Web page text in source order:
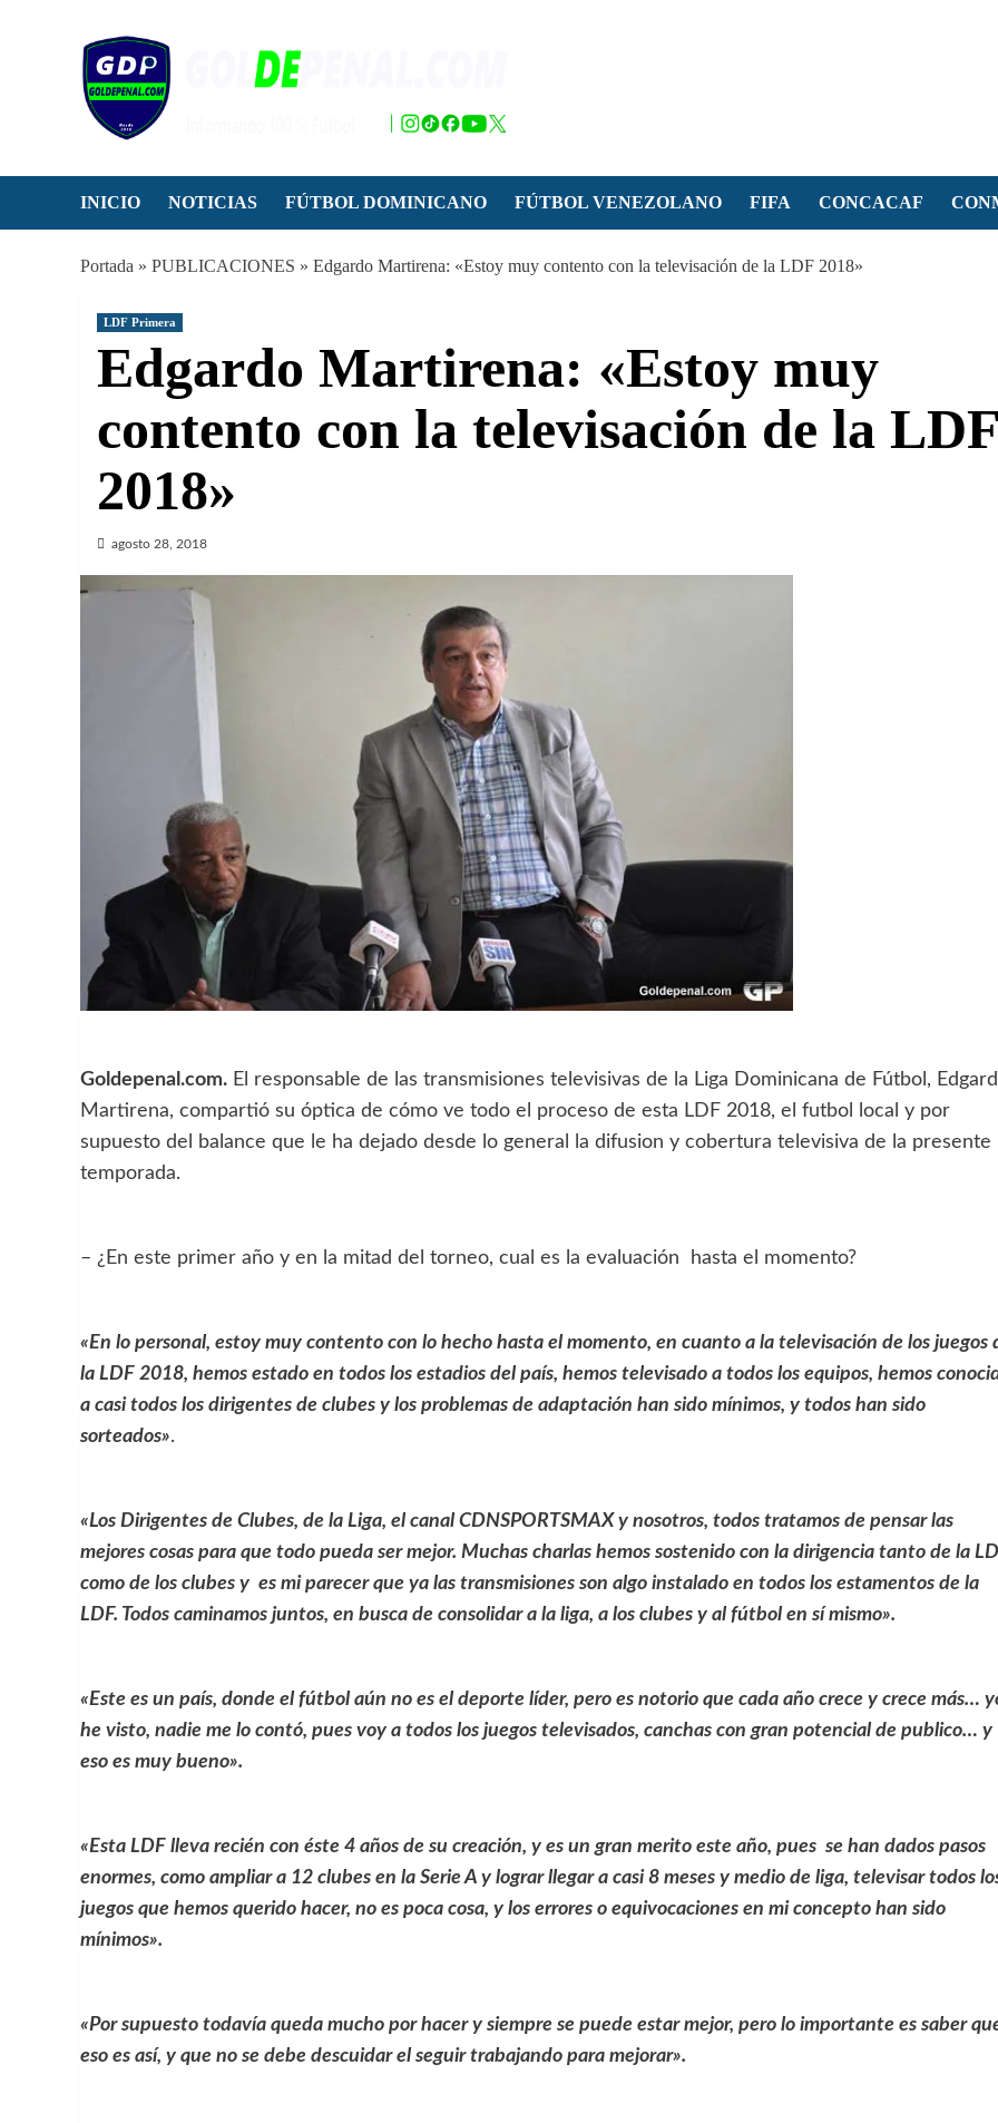
INICIO NOTICIAS FÚTBOL DOMINICANO FÚTBOL VENEZOLANO FIFA CONCACAF
Portada » PUBLICACIONES » Edgardo Martirena: «Estoy muy contento con la televisación de la LDF 2018»
LDF Primera
Edgardo Martirena: «Estoy muy
contento con la televisación de la LDF
2018»
agosto 28, 2018
Goldepenal.com. El responsable de las transmisiones televisivas de la Liga Dominicana de Fútbol,
Martirena, compartió su óptica de cómo ve todo el proceso de esta LDF 2018, el futbol local y por
supuesto del balance que le ha dejado desde lo general la difusion y cobertura televisiva de la presente
temporada.
– ¿En este primer año y en la mitad del torneo, cual es la evaluación hasta el momento?
«En lo personal, estoy muy contento con lo hecho hasta el momento, en cuanto a la televisación de los juegos
la LDF 2018, hemos estado en todos los estadios del país, hemos televisado a todos los equipos, hemos
a casi todos los dirigentes de clubes y los problemas de adaptación han sido mínimos, y todos han sido
sorteados».
«Los Dirigentes de Clubes, de la Liga, el canal CDNSPORTSMAX y nosotros, todos tratamos de pensar las
mejores cosas para que todo pueda ser mejor. Muchas charlas hemos sostenido con la dirigencia tanto de la
como de los clubes y es mi parecer que ya las transmisiones son algo instalado en todos los estamentos de la
LDF. Todos caminamos juntos, en busca de consolidar a la liga, a los clubes y al fútbol en sí mismo».
«Este es un país, donde el fútbol aún no es el deporte líder, pero es notorio que cada año crece y crece más…
he visto, nadie me lo contó, pues voy a todos los juegos televisados, canchas con gran potencial de publico… y
eso es muy bueno».
«Esta LDF lleva recién con éste 4 años de su creación, y es un gran merito este año, pues se han dados pasos
enormes, como ampliar a 12 clubes en la Serie A y lograr llegar a casi 8 meses y medio de liga, televisar todos
juegos que hemos querido hacer, no es poca cosa, y los errores o equivocaciones en mi concepto han sido
mínimos».
«Por supuesto todavía queda mucho por hacer y siempre se puede estar mejor, pero lo importante es saber
eso es así, y que no se debe descuidar el seguir trabajando para mejorar».